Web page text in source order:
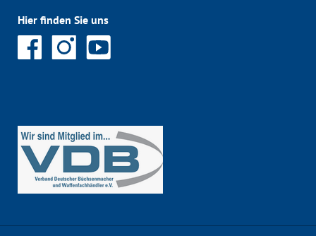
Hier finden Sie uns